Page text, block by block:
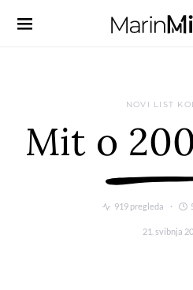
NOVI LIST
Mit o
919 pregleda
21. svibnja